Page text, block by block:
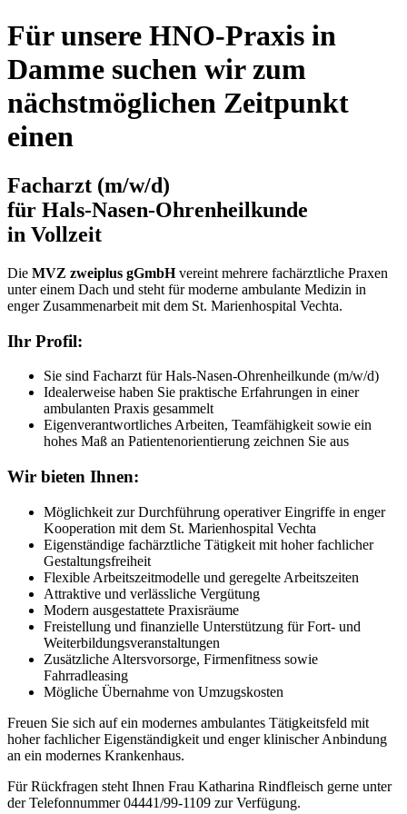
Für unsere HNO-Praxis in
Damme suchen wir zum
nächstmöglichen Zeitpunkt
einen
Facharzt (m/w/d)
für Hals-Nasen-Ohrenheilkunde
in Vollzeit
Die MVZ zweiplus gGmbHvereint mehrere fachärztliche Praxen
unter einem Dach und steht für moderne ambulante Medizin in
enger Zusammenarbeit mit dem St. Marienhospital Vechta.
Ihr Profil:
Sie sind Facharzt für Hals-Nasen-Ohrenheilkunde (m/w/d)
Idealerweise haben Sie praktische Erfahrungen in einer
ambulanten Praxis gesammelt
Eigenverantwortliches Arbeiten, Teamfähigkeit sowie ein
hohes Maß an Patientenorientierung zeichnen Sie aus
Wir bieten Ihnen:
Möglichkeit zur Durchführung operativer Eingriffe in enger
Kooperation mit dem St. Marienhospital Vechta
Eigenständige fachärztliche Tätigkeit mit hoher fachlicher
Gestaltungsfreiheit
Flexible Arbeitszeitmodelle und geregelte Arbeitszeiten
Attraktive und verlässliche Vergütung
Modern ausgestattete Praxisräume
Freistellung und finanzielle Unterstützung für Fort- und
Weiterbildungsveranstaltungen
Zusätzliche Altersvorsorge, Firmenfitness sowie
Fahrradleasing
Mögliche Übernahme von Umzugskosten
Freuen Sie sich auf ein modernes ambulantes Tätigkeitsfeld mit
hoher fachlicher Eigenständigkeit und enger klinischer Anbindung
an ein modernes Krankenhaus.
Für Rückfragen steht Ihnen Frau Katharina Rindfleisch gerne unter
der Telefonnummer 04441/99-1109 zur Verfügung.